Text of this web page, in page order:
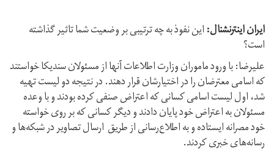
ایران اینترنشنال:این نفوذ به چه ترتیبی بر وضعیت شما تاثیر گذاشته
است؟
علیرضا: با ورود ماموران وزارت اطلاعات آنها از مسئولان سندیکا خواستند
که اسامی معترضان را در اختیارشان قرار دهند. در نتیجه دو لیست تهیه
شد، اول لیست اسامی کسانی که اعتراض صنفی کرده بودند و با وعده
مسئولان به اعتراض خود پایان دادند و دیگر کسانی که بر روی خواسته
خود مصرانه ایستاده و به اطلاع‌رسانی از طریق ارسال تصاویر در شبکه‌ها و
رسانه‌های خبری کردند.